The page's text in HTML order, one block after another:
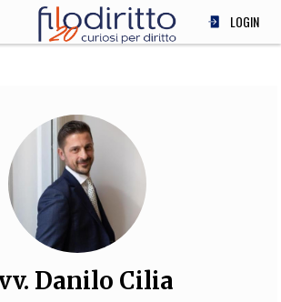
LOGIN
SOCIETÀ
MEDICINA
SCIENZA
STORIA E FILOSOFIA
INNOVAZIONE
ALTRO
Danilo Cilia